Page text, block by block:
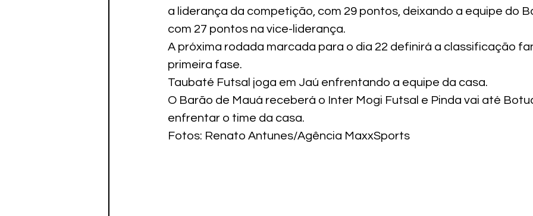
a liderança da competição, com 29 pontos, deixando a equipe do
com 27 pontos na vice-liderança.
A próxima rodada marcada para o dia 22 definirá a classificação
primeira fase.
Taubaté Futsal joga em Jaú enfrentando a equipe da casa.
O Barão de Mauá receberá o Inter Mogi Futsal e Pinda vai até
enfrentar o time da casa.
Fotos: Renato Antunes/Agência MaxxSports